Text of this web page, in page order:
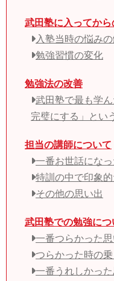
武田塾に入ってから
入塾当時の悩み
勉強習慣の変化
勉強法の改善
武田塾で最も学
完璧にする」とい
担当の講師について
一番お世話にな
特訓の中で印象
その他の思い出
武田塾での勉強につ
一番つらかった思
つらかった時の
一番うれしかっ